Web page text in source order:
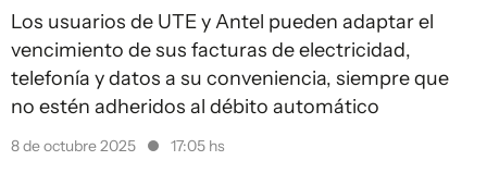
Los usuarios de UTE y Antel pueden adaptar el
vencimiento de sus facturas de electricidad,
telefonía y datos a su conveniencia, siempre que
no estén adheridos al débito automático
8 de octubre 2025 17:05 hs